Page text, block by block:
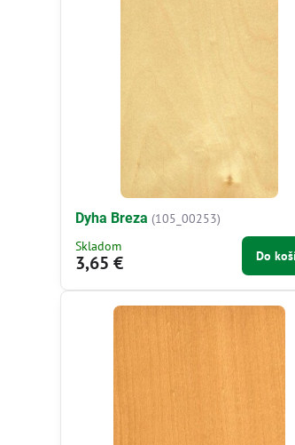
Dyha Breza (105_00253)
Skladom
3,65 € Do